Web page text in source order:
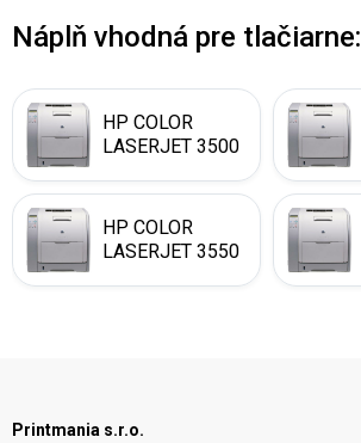
Náplň vhodná pre tlačiarne:
HP COLOR
LASERJET 3500
HP COLOR
LASERJET 3550
Printmania s.r.o.